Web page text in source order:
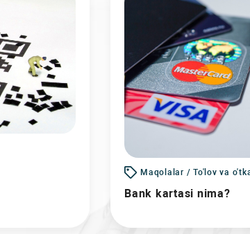
Maqolalar / To'lov va
Bank kartasi nima?